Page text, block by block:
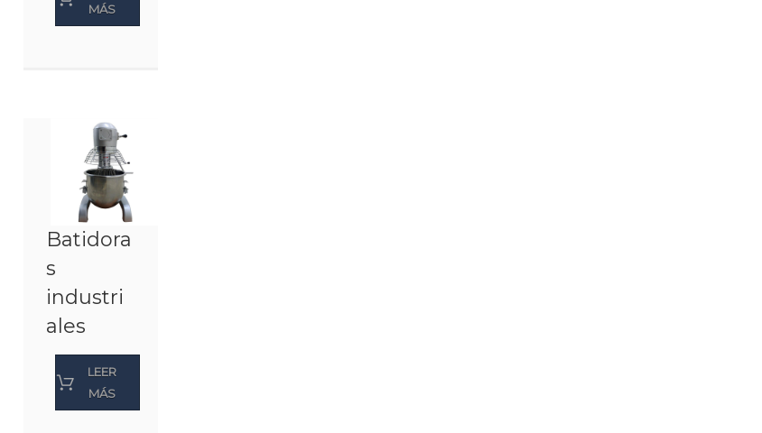
MÁS
Batidora
s
industri
ales
LEER
MÁS